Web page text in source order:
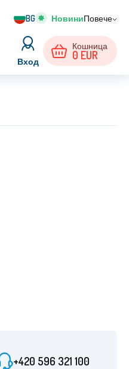
BG Повече
Вход
Кошница
0 EUR
+420 596 321 100